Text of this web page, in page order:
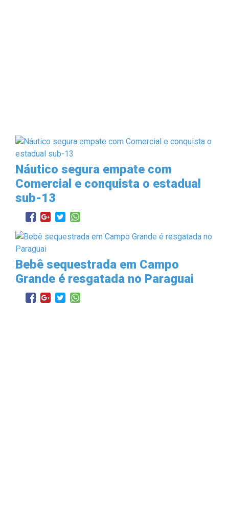
Náutico segura empate com
Comercial e conquista o estadual
sub-13
Bebê sequestrada em Campo
Grande é resgatada no Paraguai